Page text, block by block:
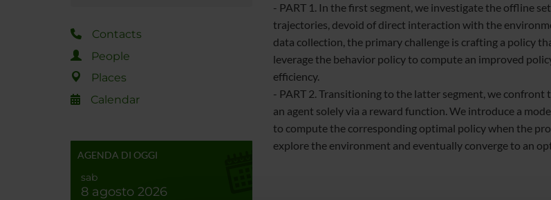
Contacts
People
Places
Calendar
AGENDA DI OGGI
sab
8 agosto 2026
- PART 1. In the first segment, we investigate the offline
trajectories, devoid of direct interaction with the
data collection, the primary challenge is crafting a policy
leverage the behavior policy to compute an improved
efficiency.
- PART 2. Transitioning to the latter segment, we
an agent solely via a reward function. We introduce a
to compute the corresponding optimal policy when the
explore the environment and eventually converge to an